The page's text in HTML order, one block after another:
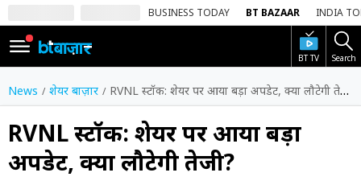
BUSINESS TODAY BT BAZAAR INDIA
BT TV Search
SIGN
IN
Dark
Mode
होम
News शेयर बाज़ार RVNL स्टॉक: शेयर पर आया बड़ा अपडेट, क्या लौटेगी तेजी?
RVNL स्टॉक: शेयर पर आया बड़ा
अपडेट, क्या लौटेगी तेजी?